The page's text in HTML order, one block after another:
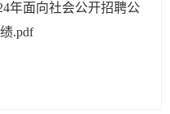
年面向社会公开招聘公
.pdf